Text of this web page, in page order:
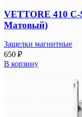
VETTORE 410
Матовый)
Защелки магнитные
650 ₽
В корзину